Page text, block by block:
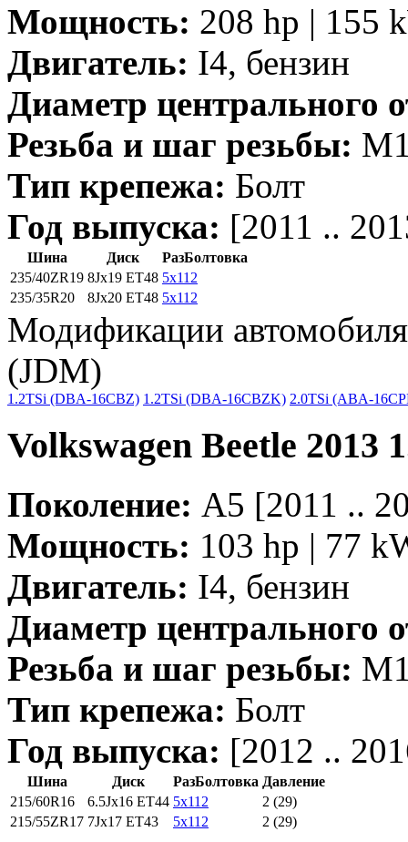
Мощность: 208 hp | 155
Двигатель: I4, бензин
Диаметр центрального
Резьба и шаг резьбы:
Тип крепежа: Болт
Год выпуска: [2011 ..
Шина Диск
РазБолтовка
235/40ZR19 8Jx19 ET48 5x112
235/35R20
8Jx20 ET48 5x112
Модификации
(JDM)
1.2TSi (DBA-16CBZ) 1.2TSi (DBA-16CBZK) 2.0TSi (ABA-
Volkswagen Beetle 2013
Поколение: A5 [2011 ..
Мощность: 103 hp | 77
Двигатель: I4, бензин
Диаметр центрального
Резьба и шаг резьбы:
Тип крепежа: Болт
Год выпуска: [2012 ..
Шина Диск РазБолтовка Давление
215/60R16
6.5Jx16 ET44 5x112
2 (29)
215/55ZR17 7Jx17 ET43 5x112 2 (29)